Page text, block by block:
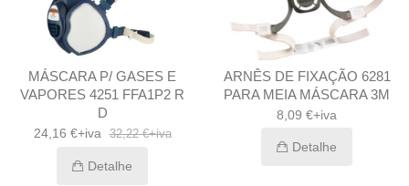
MÁSCARA P/ GASES E
VAPORES 4251 FFA1P2 R
D
24,16 €+iva 32,22 €+iva
Detalhe
ARNÊS DE FIXAÇÃO 6281
PARA MEIA MÁSCARA 3M
8,09 €+iva
Detalhe